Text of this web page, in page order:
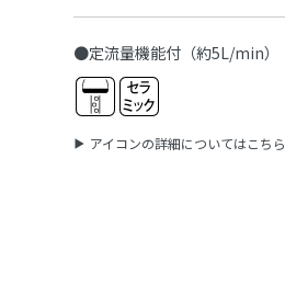
●定流量機能付（約5L/min）
アイコンの詳細についてはこちら